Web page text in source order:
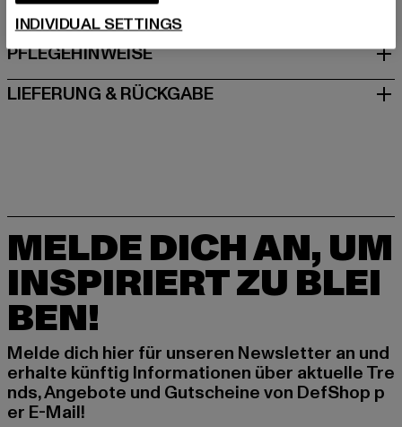
GRÖSSE & PASSFORM
PFLEGEHINWEISE
LIEFERUNG & RÜCKGABE
MELDE DICH AN, UM
INSPIRIERT ZU BLEI
BEN!
Melde dich hier für unseren Newsletter an und
erhalte künftig Informationen über aktuelle Tre
nds, Angebote und Gutscheine von DefShop p
er E-Mail!
INDIVIDUAL SETTINGS